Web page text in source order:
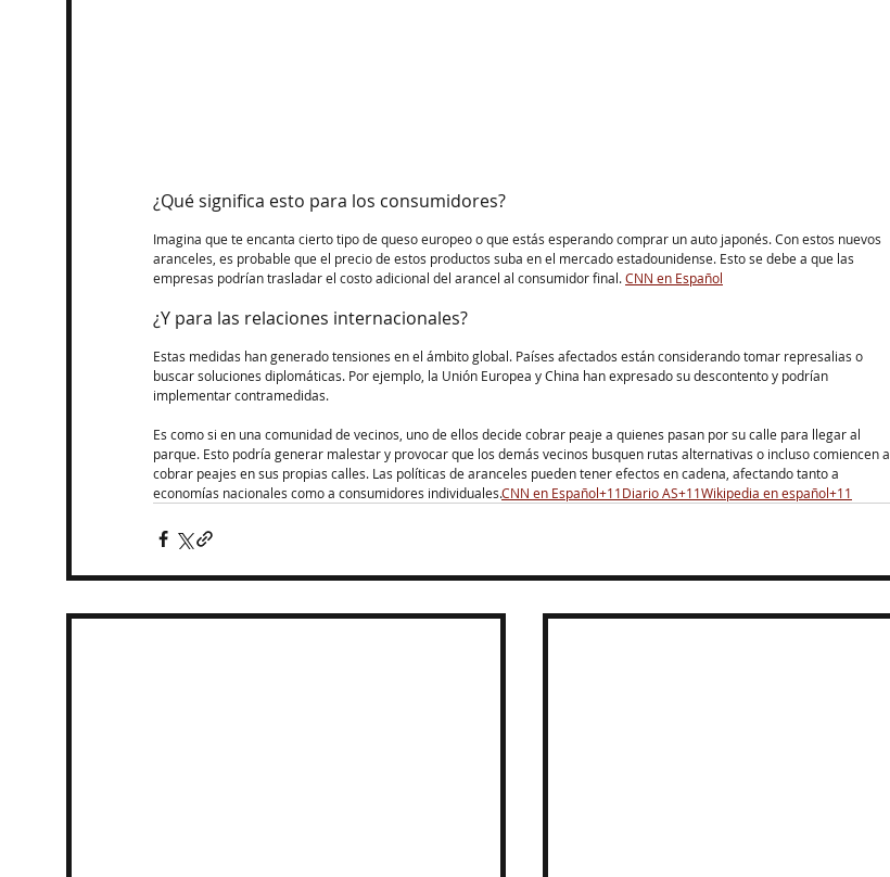
¿Qué significa esto para los consumidores?
Imagina que te encanta cierto tipo de queso europeo o que estás esperando comprar un auto japonés. Con estos nuevos
aranceles, es probable que el precio de estos productos suba en el mercado estadounidense. Esto se debe a que las
empresas podrían trasladar el costo adicional del arancel al consumidor final. ​CNN en Español
¿Y para las relaciones internacionales?
Estas medidas han generado tensiones en el ámbito global. Países afectados están considerando tomar represalias o
buscar soluciones diplomáticas. Por ejemplo, la Unión Europea y China han expresado su descontento y podrían
implementar contramedidas. ​
Es como si en una comunidad de vecinos, uno de ellos decide cobrar peaje a quienes pasan por su calle para llegar al
parque. Esto podría generar malestar y provocar que los demás vecinos busquen rutas alternativas o incluso comiencen a
cobrar peajes en sus propias calles. Las políticas de aranceles pueden tener efectos en cadena, afectando tanto a
economías nacionales como a consumidores individuales.​CNN en Español+11Diario AS+11Wikipedia en español+11